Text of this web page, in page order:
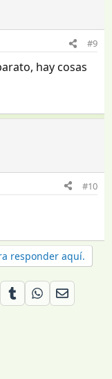
#9
hay cosas
#10
responder aquí.